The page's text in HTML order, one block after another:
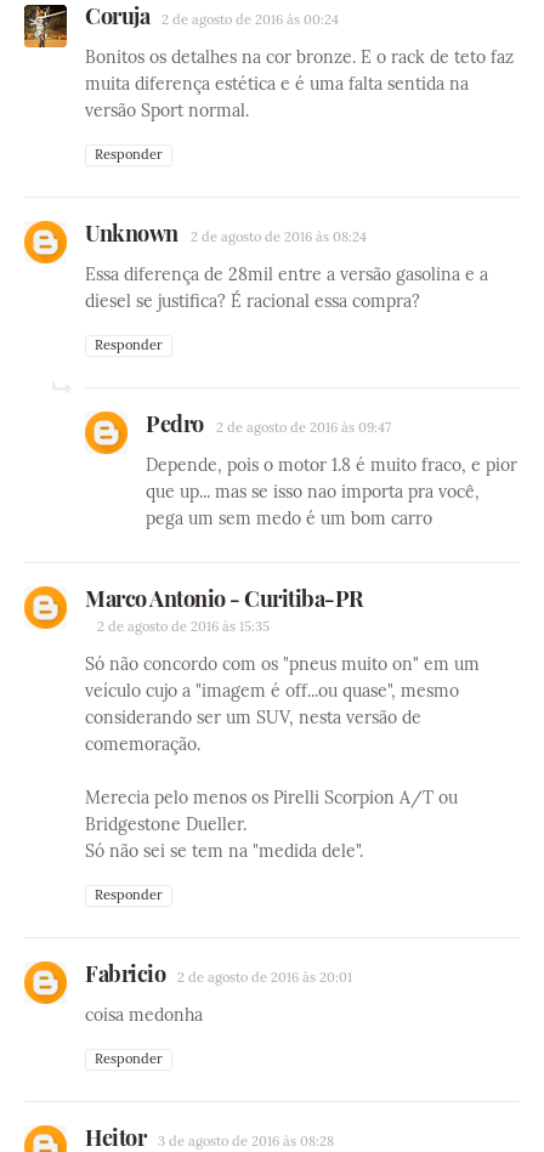
Coruja 2 de agosto de 2016 às 00:24
Bonitos os detalhes na cor bronze. E o rack de teto faz
muita diferença estética e é uma falta sentida na
versão Sport normal.
Responder
Unknown 2 de agosto de 2016 às 08:24
Essa diferença de 28mil entre a versão gasolina e a
diesel se justifica? É racional essa compra?
Responder
Pedro 2 de agosto de 2016 às 09:47
Depende, pois o motor 1.8 é muito fraco, e pior
que up... mas se isso nao importa pra você,
pega um sem medo é um bom carro
Marco Antonio - Curitiba-PR
2 de agosto de 2016 às 15:35
Só não concordo com os "pneus muito on" em um
veículo cujo a "imagem é off...ou quase", mesmo
considerando ser um SUV, nesta versão de
comemoração.
Merecia pelo menos os Pirelli Scorpion A/T ou
Bridgestone Dueller.
Só não sei se tem na "medida dele".
Responder
Fabricio 2 de agosto de 2016 às 20:01
coisa medonha
Responder
Heitor 3 de agosto de 2016 às 08:28